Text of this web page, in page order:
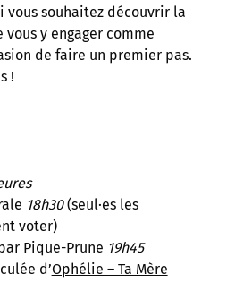
vous souhaitez découvrir la
y engager comme
de faire un premier pas.
!
18h30(seul·es les
voter)
Pique-Prune 19h45
d’Ophélie – Ta Mère